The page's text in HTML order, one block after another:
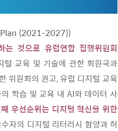
Plan (2021-2027))
것으로 유럽연합 집행위원회
털 교육 및 기술에 관한 회원국과
위원회의 권고, 유럽 디지털 교육
학습 및 교육 내 AI와 데이터 사
우선순위는 디지털 혁신을 위한
자의 디지털 리터러시 함양과 허